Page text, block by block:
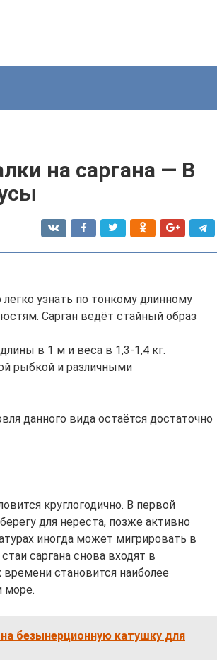
на саргана — В
узнать по тонкому длинному
Сарган ведёт стайный образ
в 1 м и веса в 1,3-1,4 кг.
рыбкой и различными
данного вида остаётся достаточно
круглогодично. В первой
для нереста, позже активно
иногда может мигрировать в
саргана снова входят в
становится наиболее
море.
безынерционную катушку для